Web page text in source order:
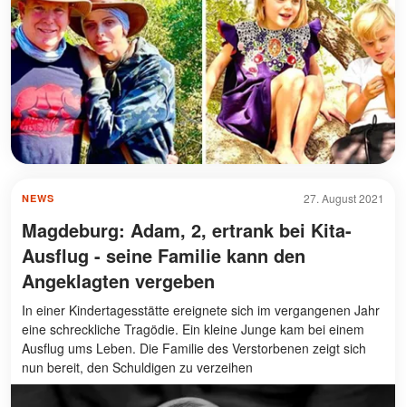
27. August 2021
NEWS
Magdeburg: Adam, 2, ertrank bei Kita-
Ausflug - seine Familie kann den
Angeklagten vergeben
In einer Kindertagesstätte ereignete sich im vergangenen Jahr
eine schreckliche Tragödie. Ein kleine Junge kam bei einem
Ausflug ums Leben. Die Familie des Verstorbenen zeigt sich
nun bereit, den Schuldigen zu verzeihen